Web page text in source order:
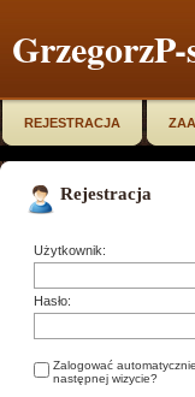
REJESTRACJA
Rejestracja
Użytkownik:
Hasło:
Zalogować
następnej wizycie?